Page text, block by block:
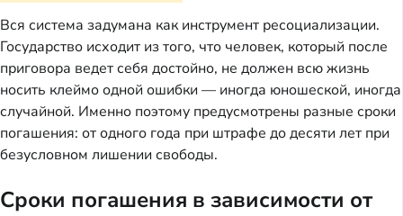
Вся система задумана как инструмент ресоциализации.
Государство исходит из того, что человек, который после
приговора ведет себя достойно, не должен всю жизнь
носить клеймо одной ошибки — иногда юношеской, иногда
случайной. Именно поэтому предусмотрены разные сроки
погашения: от одного года при штрафе до десяти лет при
безусловном лишении свободы.
Сроки погашения в зависимости от